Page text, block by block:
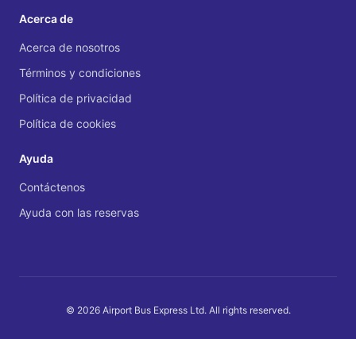
Acerca de
Acerca de nosotros
Términos y condiciones
Política de privacidad
Política de cookies
Ayuda
Contáctenos
Ayuda con las reservas
© 2026 Airport Bus Express Ltd. All rights reserved.